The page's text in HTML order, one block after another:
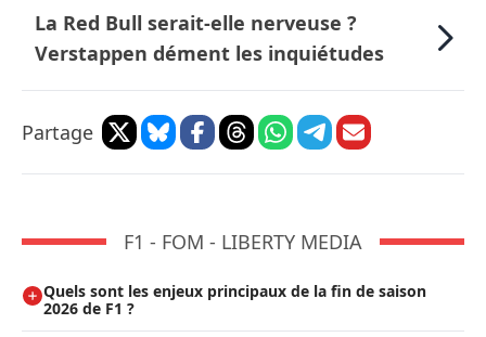
La Red Bull serait-elle nerveuse ?
Verstappen dément les inquiétudes
Partage
F1 - FOM - LIBERTY MEDIA
Quels sont les enjeux principaux de la fin de saison
2026 de F1 ?